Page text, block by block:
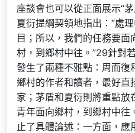
座談會也可以從正面展示“
夏衍提綱契領地指出：“處
目；所以，我們的任務要
村，到鄉村中往。”29針對
發生了兩種不雅點：周而復
鄉村的作者和讀者，最好直
家；茅盾和夏衍則將重點放
青年面向鄉村，到鄉村中
止了具體論述：一方面，應